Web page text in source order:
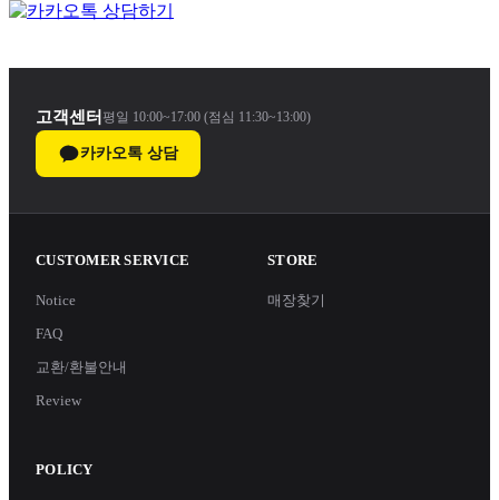
고객센터 평일 10:00~17:00 (점심 11:30~13:00)
카카오톡 상담
CUSTOMER SERVICE
Notice
FAQ
교환/환불안내
Review
STORE
매장찾기
POLICY